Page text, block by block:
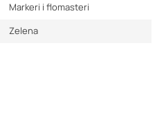
Markeri i flomasteri
Zelena